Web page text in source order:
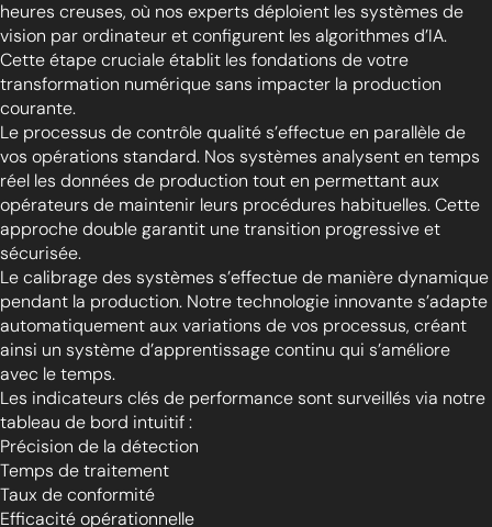
heures creuses, où nos experts déploient les systèmes de
vision par ordinateur et configurent les algorithmes d’IA.
Cette étape cruciale établit les fondations de votre
transformation numérique sans impacter la production
courante.
Le processus de contrôle qualité s’effectue en parallèle de
vos opérations standard. Nos systèmes analysent en temps
réel les données de production tout en permettant aux
opérateurs de maintenir leurs procédures habituelles. Cette
approche double garantit une transition progressive et
sécurisée.
Le calibrage des systèmes s’effectue de manière dynamique
pendant la production. Notre technologie innovante s’adapte
automatiquement aux variations de vos processus, créant
ainsi un système d’apprentissage continu qui s’améliore
avec le temps.
Les indicateurs clés de performance sont surveillés via notre
tableau de bord intuitif :
Précision de la détection
Temps de traitement
Taux de conformité
Efficacité opérationnelle